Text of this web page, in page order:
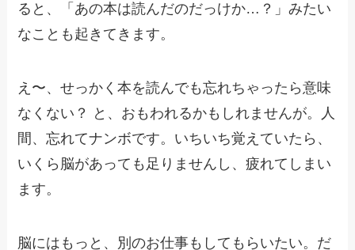
ると、「あの本は読んだのだっけか…？」みたい
なことも起きてきます。
え〜、せっかく本を読んでも忘れちゃったら意味
なくない？ と、おもわれるかもしれませんが。人
間、忘れてナンボです。いちいち覚えていたら、
いくら脳があっても足りませんし、疲れてしまい
ます。
脳にはもっと、別のお仕事もしてもらいたい。だ